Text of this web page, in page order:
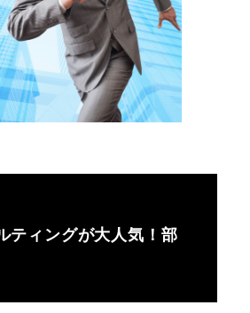
ティングが大人気！部